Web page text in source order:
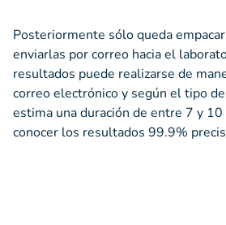
Posteriormente sólo queda
enviarlas por correo hacia el
resultados puede realizarse de
correo electrónico y según el tipo
estima una duración de entre 7 y
conocer los resultados 99.9%